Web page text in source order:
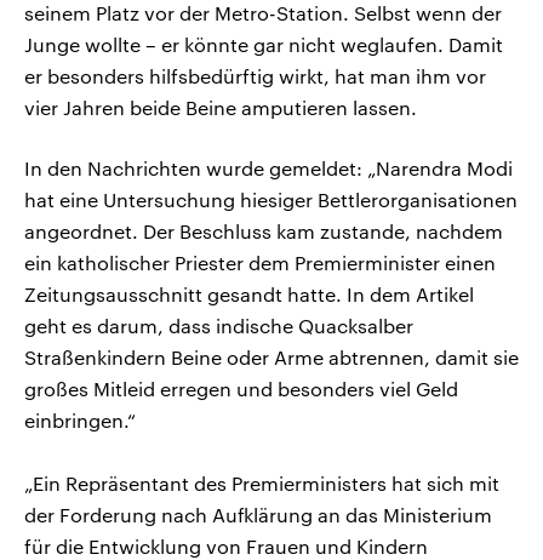
seinem Platz vor der Metro-Station. Selbst wenn der
Junge wollte – er könnte gar nicht weglaufen. Damit
er besonders hilfsbedürftig wirkt, hat man ihm vor
vier Jahren beide Beine amputieren lassen.
In den Nachrichten wurde gemeldet: „Narendra Modi
hat eine Untersuchung hiesiger Bettlerorganisationen
angeordnet. Der Beschluss kam zustande, nachdem
ein katholischer Priester dem Premierminister einen
Zeitungsausschnitt gesandt hatte. In dem Artikel
geht es darum, dass indische Quacksalber
Straßenkindern Beine oder Arme abtrennen, damit sie
großes Mitleid erregen und besonders viel Geld
einbringen.“
„Ein Repräsentant des Premierministers hat sich mit
der Forderung nach Aufklärung an das Ministerium
für die Entwicklung von Frauen und Kindern